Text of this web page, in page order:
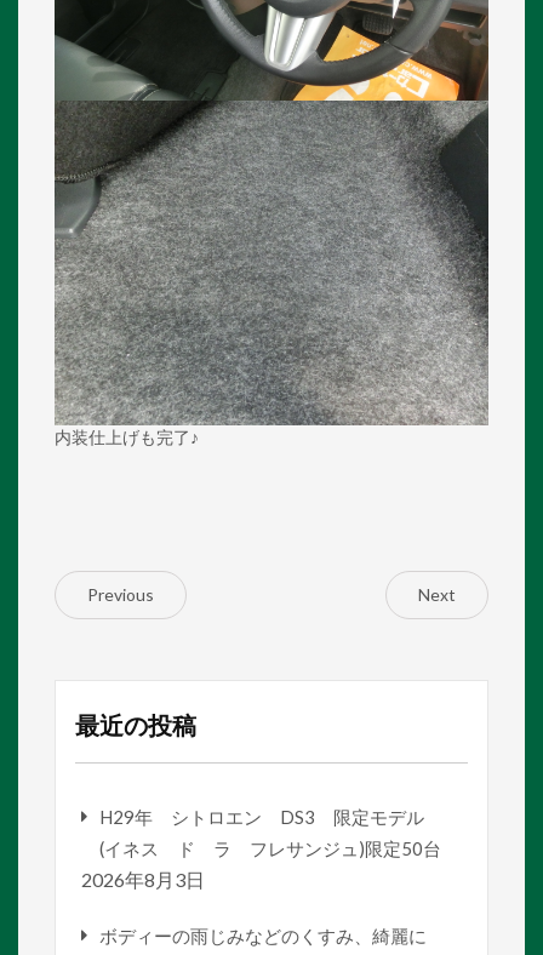
内装仕上げも完了♪
Previous Next
最近の投稿
H29年 シトロエン DS3 限定モデル
(イネス ド ラ フレサンジュ)限定50台
2026年8月3日
ボディーの雨じみなどのくすみ、綺麗に